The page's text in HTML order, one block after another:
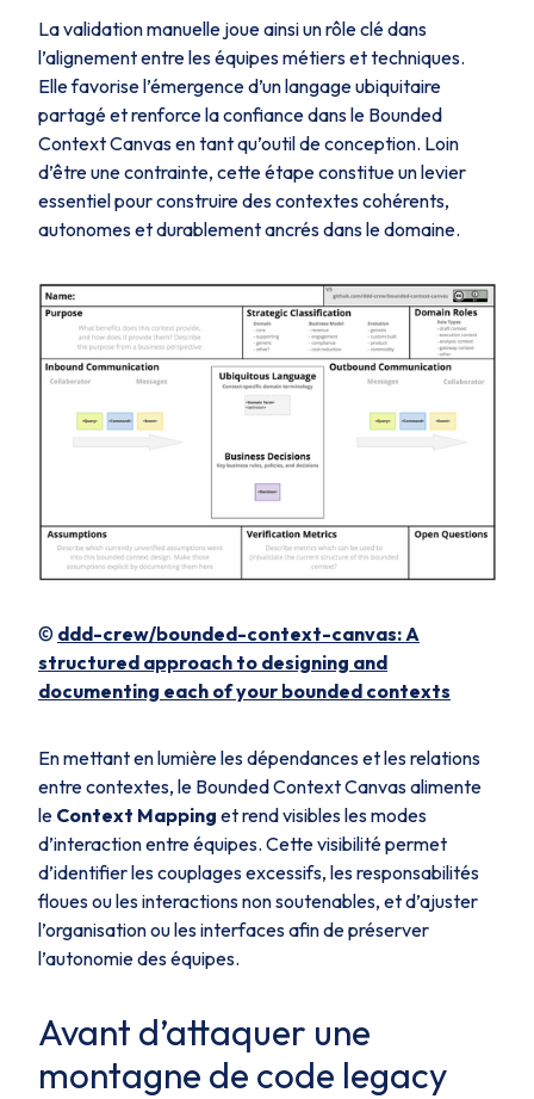
La validation manuelle joue ainsi un rôle clé dans
l’alignement entre les équipes métiers et techniques.
Elle favorise l’émergence d’un langage ubiquitaire
partagé et renforce la confiance dans le Bounded
Context Canvas en tant qu’outil de conception. Loin
d’être une contrainte, cette étape constitue un levier
essentiel pour construire des contextes cohérents,
autonomes et durablement ancrés dans le domaine.
© ddd-crew/bounded-context-canvas: A
structured approach to designing and
documenting each of your bounded contexts
En mettant en lumière les dépendances et les relations
entre contextes, le Bounded Context Canvas alimente
le Context Mapping et rend visibles les modes
d’interaction entre équipes. Cette visibilité permet
d’identifier les couplages excessifs, les responsabilités
floues ou les interactions non soutenables, et d’ajuster
l’organisation ou les interfaces afin de préserver
l’autonomie des équipes.
Avant d’attaquer une
montagne de code legacy